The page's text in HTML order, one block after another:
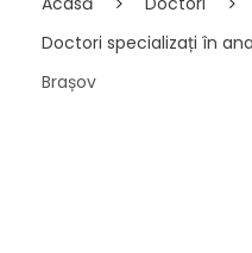
Doctori specializați în
Brașov